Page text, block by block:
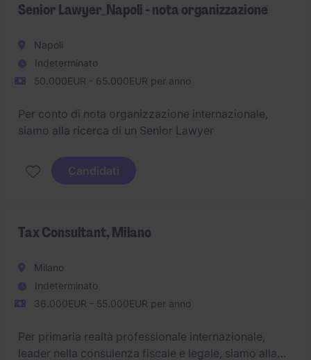
Senior Lawyer_Napoli - nota organizzazione
Napoli
Indeterminato
50.000EUR - 65.000EUR per anno
Per conto di nota organizzazione internazionale,
siamo alla ricerca di un Senior Lawyer
Candidati
Tax Consultant, Milano
Milano
Indeterminato
36.000EUR - 55.000EUR per anno
Per primaria realtà professionale internazionale,
leader nella consulenza fiscale e legale, siamo alla